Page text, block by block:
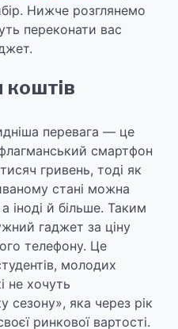
Нижче розглянемо
переконати вас
коштів
перевага — це
смартфон
гривень, тоді як
стані можна
іноді й більше. Таким
гаджет за ціну
телефону. Це
молодих
не хочуть
сезону», яка через рік
ринкової вартості.